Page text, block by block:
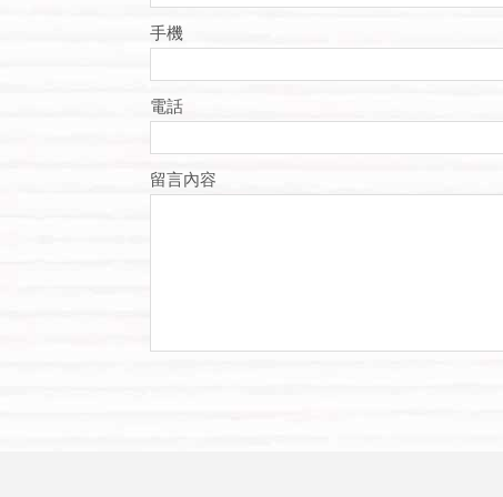
手機
電話
留言內容